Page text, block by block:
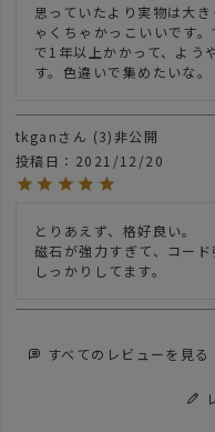
思っていたより実物は大
ゃくちゃかっこいいです
で1年以上かかって、よう
す。色違いで集めたいな。
tkgan 3 非公開
投稿日
2021/12/20
とりあえず、格好良い。
磁石が強力すぎて、コー
しっかりしてます。
すべてのレビューを見る